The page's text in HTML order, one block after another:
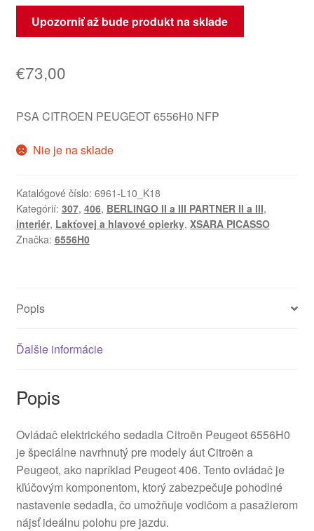
Upozorniť až bude produkt na sklade
€73,00
PSA CITROEN PEUGEOT 6556H0 NFP
Nie je na sklade
Katalógové číslo: 6961-L10_K18
Kategórií: 307, 406, BERLINGO II a III PARTNER II a III,
interiér, Lakťovej a hlavové opierky, XSARA PICASSO
Značka: 6556H0
Popis
Ďalšie informácie
Popis
Ovládač elektrického sedadla Citroën Peugeot 6556H0
je špeciálne navrhnutý pre modely áut Citroën a
Peugeot, ako napríklad Peugeot 406. Tento ovládač je
kľúčovým komponentom, ktorý zabezpečuje pohodlné
nastavenie sedadla, čo umožňuje vodičom a pasažierom
nájsť ideálnu polohu pre jazdu.